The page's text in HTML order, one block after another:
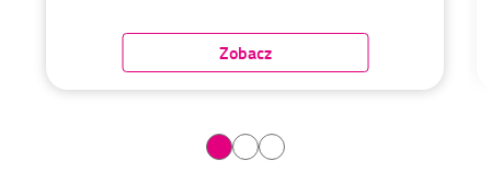
Zobacz